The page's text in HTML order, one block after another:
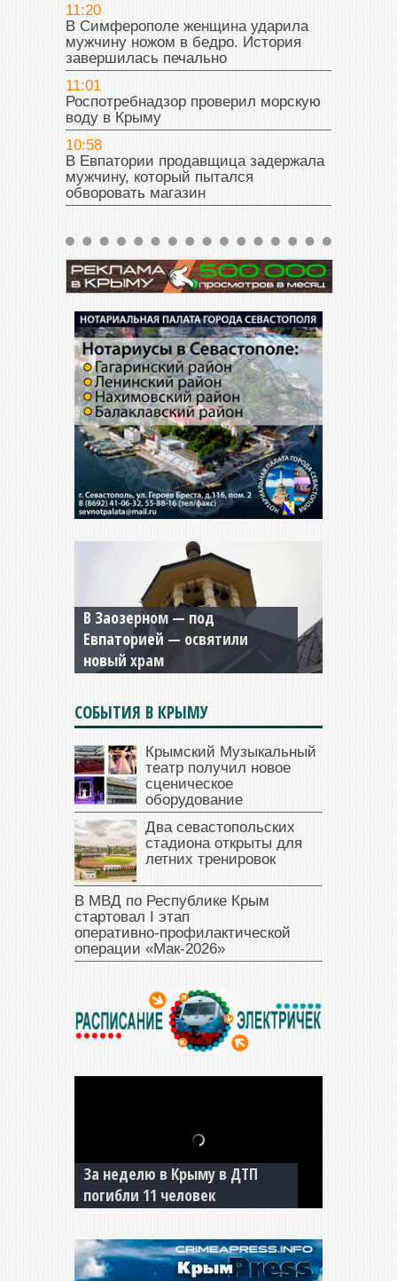
11:20
В Симферополе женщина ударила
мужчину ножом в бедро. История
завершилась печально
11:01
Роспотребнадзор проверил морскую
воду в Крыму
10:58
В Евпатории продавщица задержала
мужчину, который пытался
обворовать магазин
В Заозерном — под
Евпаторией — освятили
новый храм
Мужской монастырь Косьмы
и Дамиана в Крыму вновь
открыт для посещения
СОБЫТИЯ В КРЫМУ
Крымский Музыкальный
театр получил новое
сценическое
оборудование
Два севастопольских
стадиона открыты для
летних тренировок
В МВД по Республике Крым
стартовал I этап
оперативно‑профилактической
операции «Мак‑2026»
За неделю в Крыму в ДТП
погибли 11 человек
В Джанкое водитель ВАЗа
сбил двух детей на «зебре»